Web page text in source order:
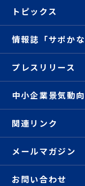
トピックス
情報誌「サポかな
プレスリリース
中小企業景気動
関連リンク
メールマガジン
お問い合わせ